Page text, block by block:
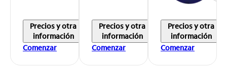
Precios y otra
información
Comenzar
Precios y otra
información
Comenzar
Precios y otra
información
Comenzar